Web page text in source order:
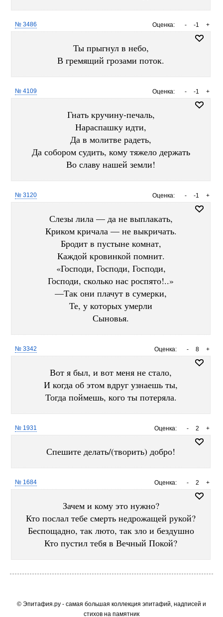
Оценка: +
-1
-
№ 3486
Ты прыгнул в небо,
В гремящий грозами поток.
Оценка: +
-1
-
№ 4109
Гнать кручину-печаль,
Нараспашку идти,
Да в молитве радеть,
Да собором судить, кому тяжело держать
Во славу нашей земли!
Оценка: +
-1
-
№ 3120
Слезы лила — да не выплакать,
Криком кричала — не выкричать.
Бродит в пустыне комнат,
Каждой кровинкой помнит.
«Господи, Господи, Господи,
Господи, сколько нас роспято!..»
—Так они плачут в сумерки,
Те, у которых умерли
Сыновья.
Оценка: +
8
-
№ 3342
Вот я был, и вот меня не стало,
И когда об этом вдруг узнаешь ты,
Тогда поймешь, кого ты потеряла.
Оценка: +
2
-
№ 1931
Спешите делать/(творить) добро!
Оценка: +
2
-
№ 1684
Зачем и кому это нужно?
Кто послал тебе смерть недрожащей рукой?
Беспощадно, так люто, так зло и бездушно
Кто пустил тебя в Вечный Покой?
© Эпитафия.ру - самая большая коллекция эпитафий, надписей и
стихов на памятник